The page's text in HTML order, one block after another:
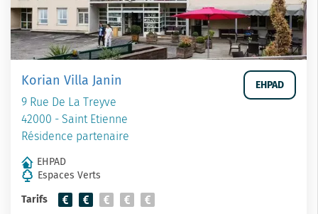
Korian Villa Janin
9 Rue De La Treyve
42000 - Saint Etienne
Résidence partenaire
EHPAD
EHPAD
Espaces Verts
Tarifs